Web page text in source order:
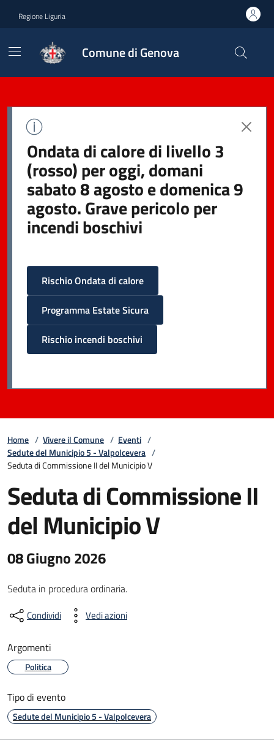
Regione Liguria
Comune di Genova
Ondata di calore di livello 3
(rosso) per oggi, domani
sabato 8 agosto e domenica 9
agosto. Grave pericolo per
incendi boschivi
Rischio Ondata di calore
Programma Estate Sicura
Rischio incendi boschivi
Home / Vivere il Comune / Eventi /
Sedute del Municipio 5 - Valpolcevera /
Seduta di Commissione II del Municipio V
Seduta di Commissione II
del Municipio V
08 Giugno 2026
Seduta in procedura ordinaria.
Condividi Vedi azioni
Argomenti
Politica
Tipo di evento
Sedute del Municipio 5 - Valpolcevera